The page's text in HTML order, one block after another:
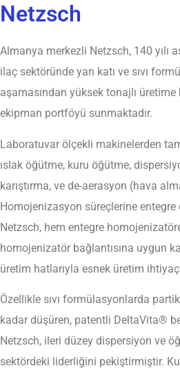
Netzsch
Almanya merkezli Netzsch, 140 yılı
ilaç sektöründe yarı katı ve sıvı
aşamasından yüksek tonajlı
ekipman portföyü sunmaktadır.
Laboratuvar ölçekli makinelerden
ıslak öğütme, kuru öğütme,
karıştırma, ve de-aerasyon (hava
Homojenizasyon süreçlerine
Netzsch, hem entegre
homojenizatör bağlantısına uygun
üretim hatlarıyla esnek üretim
Özellikle sıvı formülasyonlarda
kadar düşüren, patentli DeltaVita®
Netzsch, ileri düzey dispersiyon ve
sektördeki liderliğini pekiştirmiştir.